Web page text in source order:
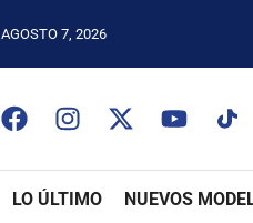
AGOSTO 7, 2026
LO ÚLTIMO NUEVOS